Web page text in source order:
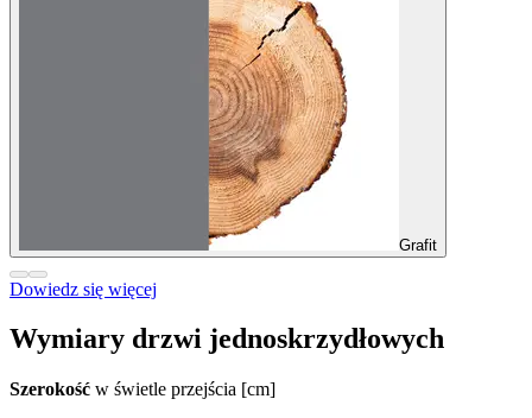
Grafit
Dowiedz się więcej
Wymiary drzwi jednoskrzydłowych
Szerokość w świetle przejścia [cm]